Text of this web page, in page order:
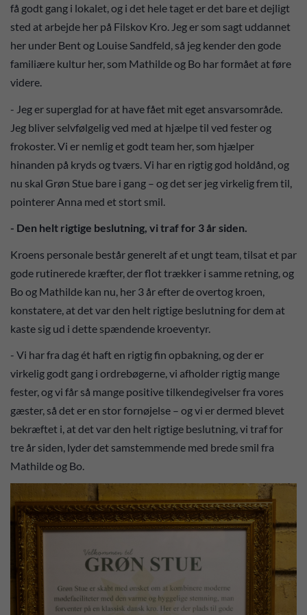
få godt gang i lokalet, og i det hele taget er det bare et dejligt
sted at arbejde her på Filskov Kro. Jeg er som sagt uddannet
her under Bent og Louise Sandfeld, så jeg kender den gode
familiære kultur her, som Mathilde og Bo har formået at føre
videre.
- Jeg er superglad for at have fået mit eget ansvarsområde.
Jeg bliver selvfølgelig ved med at hjælpe til ved fester og
frokoster. Vi er nemlig et godt team her, som hjælper
hinanden på kryds og tværs. Vi har en rigtig god holdånd, og
nu skal Grøn Stue bare i gang – og det ser jeg virkelig frem til,
pointerer Anna med et stort smil.
- Den helt rigtige beslutning, vi traf for 3 år siden.
Kroens personale består generelt af et ungt team, tilsat et par
gode rutinerede kræfter, der flot trækker i samme retning, og
Bo og Mathilde kan nu, her 3 år efter de overtog kroen,
konstatere, at det var den helt rigtige beslutning for dem at
kaste sig ud i dette spændende kroeventyr.
- Vi har fra dag ét haft en rigtig fin opbakning, og der er
virkelig godt gang i ordrebøgerne, vi afholder rigtig mange
fester, og vi får så mange positive tilkendegivelser fra vores
gæster, så det er en stor fornøjelse – og vi er dermed blevet
bekræftet i, at det var den helt rigtige beslutning, vi traf for
tre år siden, lyder det samstemmende med brede smil fra
Mathilde og Bo.